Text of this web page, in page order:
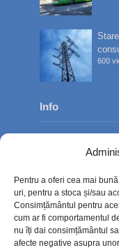
Pentru a oferi cea mai
uri, pentru a stoca și/sau
Consimțământul pentru
cum ar fi comportamentul
nu îți dai consimțământul
afecte negative asupra
600
Info
Contact
Politica de
Politică